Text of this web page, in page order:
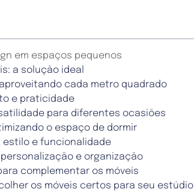
em espaços pequenos
a solução ideal
cada metro quadrado
e praticidade
para diferentes ocasiões
o espaço de dormir
estilo e funcionalidade
e organização
complementar os móveis
os móveis certos para seu estúdio